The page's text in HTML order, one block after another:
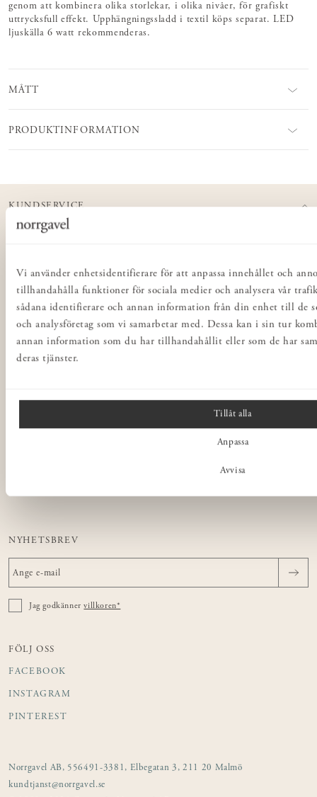
Vi använder enhetsidentifierare för att anpassa innehållet och
tillhandahålla funktioner för sociala medier och analysera vår
sådana identifierare och annan information från din enhet till de
och analysföretag som vi samarbetar med. Dessa kan i sin tur
annan information som du har tillhandahållit eller som de har
deras tjänster.
Tillåt alla
Anpassa
Avvisa
genom att kombinera olika storlekar, i olika nivåer, för grafiskt
uttrycksfull effekt. Upphängningssladd i textil köps separat. LED
ljuskälla 6 watt rekommenderas.
MÅTT
PRODUKTINFORMATION
KUNDSERVICE
Kontakta oss
Integritetspolicy
Butiker
Norrgavel Outlet
Presentkort
Ångra ditt köp
OM VÅRA MÖBLER
NYHETSBREV
Jag godkännervillkoren*
FÖLJ OSS
FACEBOOK
INSTAGRAM
PINTEREST
Norrgavel AB, 556491-3381, Elbegatan 3, 211 20 Malmö
kundtjanst@norrgavel.se